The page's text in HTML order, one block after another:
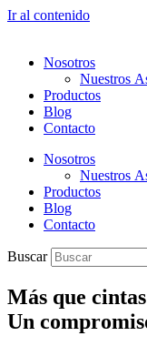
Ir al contenido
Nosotros
Nuestros
Productos
Blog
Contacto
Nosotros
Nuestros
Productos
Blog
Contacto
Buscar
Más que
Un